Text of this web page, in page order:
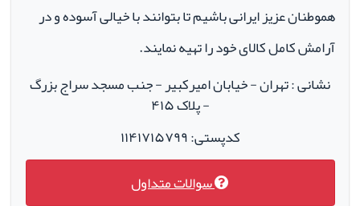
هموطنان عزیز ایرانی باشیم تا بتوانند با خیالی آسوده و در
آرامش کامل کالای خود را تهیه نمایند.
نشانی : تهران - خیابان امیرکبیر - جنب مسجد سراج بزرگ
- پلاک ۴۱۵
کدپستی: ۱۱۴۱۷۱۵۷۹۹
سوالات متداول